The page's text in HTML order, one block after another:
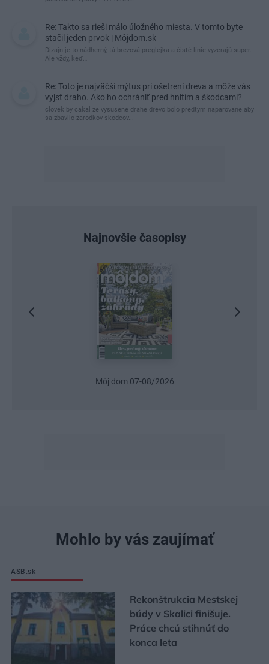
Re: Takto sa rieši málo úložného miesta. V tomto byte
stačil jeden prvok | Môjdom.sk
Dizajn je to nádherný, tá brezová preglejka a čisté línie vyzerajú super.
Ale vždy, keď…
Re: Toto je najväčší mýtus pri ošetrení dreva a môže vás
vyjsť draho. Ako ho ochrániť pred hnitím a škodcami?
clovek by cakal ze vysusene drahe drevo bolo predtym naparovane aby
sa zbavilo zarodkov skodcov...
Najnovšie časopisy
Môj dom 07-08/2026
Mohlo by vás zaujímať
ASB.sk
Rekonštrukcia Mestskej
búdy v Skalici finišuje.
Práce chcú stihnúť do
konca leta